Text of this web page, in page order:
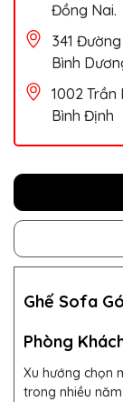
Đồng Nai.
341
Bình
1002 Trần
Bình Định
Ghế Sofa
Phòng
Xu hướng chọn
trong nhiều